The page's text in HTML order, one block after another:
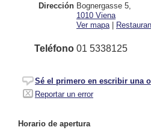
Dirección Bognergasse 5
1010 Viena
Ver mapa |
Teléfono 01 5338125
Sé el primero en escribir una
Reportar un error
Horario de apertura